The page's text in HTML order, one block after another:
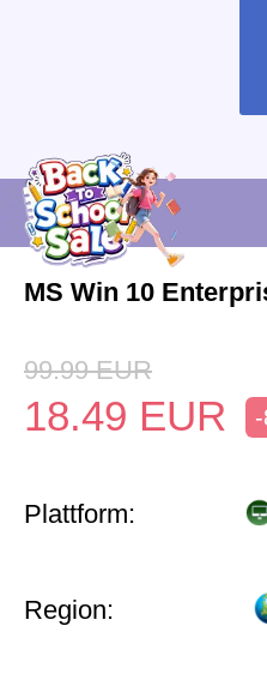
MS Win 10
99.99 EUR
18.49 EUR
Plattform:
Region: